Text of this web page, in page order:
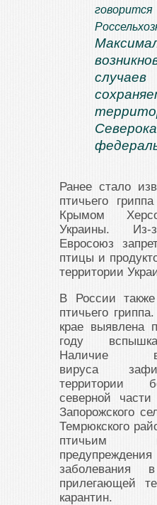
Ранее стало
птичьего
Крымом
Украины. Из-
Евросоюз
птицы и
территории
В России
птичьего
крае выявлена
году
Наличие
вируса
территории
северной
Запорожского
Темрюкского
птичьим
прилегающей
карантин.